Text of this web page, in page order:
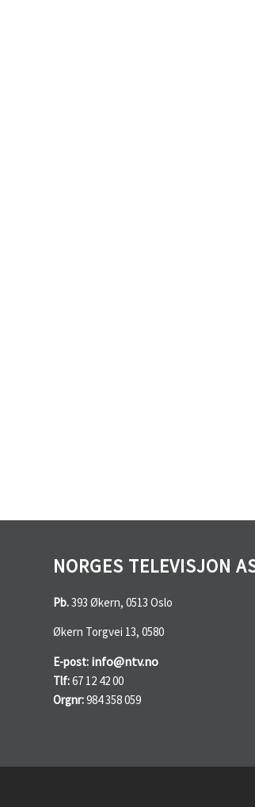
NORGES TELEVISJON
Pb.393 Økern, 0513 Oslo
Økern Torgvei 13, 0580
E-post: info@ntv.no
Tlf:67 12 42 00
Orgnr:984 358 059